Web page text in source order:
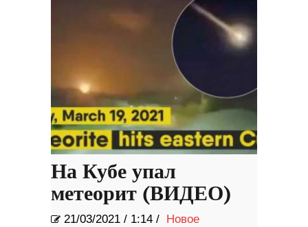
На Кубе упал
метеорит (ВИДЕО)
21/03/2021 / 1:14 / Новое